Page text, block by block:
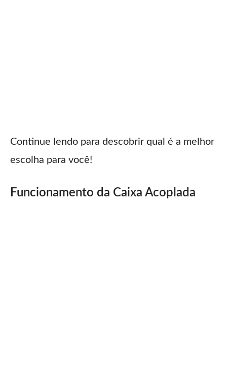
Continue lendo para descobrir qual é a melhor
escolha para você!
Funcionamento da Caixa Acoplada